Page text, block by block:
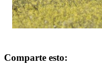
Comparte esto: